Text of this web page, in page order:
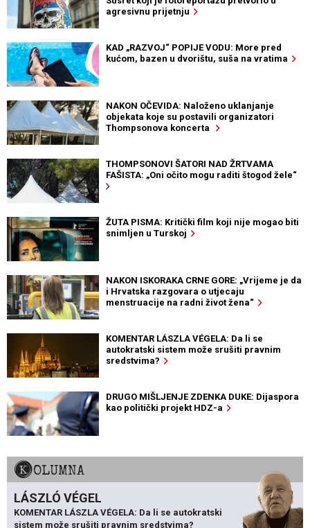
agresivnu prijetnju
KAD „RAZVOJ“ POPIJE VODU: More pred
kućom, bazen u dvorištu, suša na vratima
NAKON OČEVIDA: Naloženo uklanjanje
objekata koje su postavili organizatori
Thompsonova koncerta
THOMPSONOVI ŠATORI NAD ŽRTVAMA
FAŠISTA: „Oni očito mogu raditi štogod žele“
ŽUTA PISMA: Kritički film koji nije mogao biti
snimljen u Turskoj
NAKON ISKORAKA CRNE GORE: „Vrijeme je da
i Hrvatska razgovara o utjecaju
menstruacije na radni život žena“
KOMENTAR LÁSZLA VÉGELA: Da li se
autokratski sistem može srušiti pravnim
sredstvima?
DRUGO MIŠLJENJE ZDENKA DUKE: Dijaspora
kao politički projekt HDZ-a
KOLUMNA
LÁSZLÓ VÉGEL
KOMENTAR LÁSZLA VÉGELA: Da li se autokratski
sistem može srušiti pravnim sredstvima?